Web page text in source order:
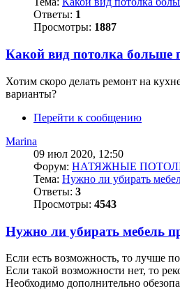
Ответы: 1
Просмотры: 1887
Какой вид потолка больше
Хотим скоро делать ремонт на
варианты?
Перейти к сообщению
Marina
09 июл 2020, 12:50
Форум: НАТЯЖНЫЕ
Тема: Нужно ли убирать
Ответы: 3
Просмотры: 4543
Нужно ли убирать мебель
Если есть возможность, то лучше
Если такой возможности нет, то
Необходимо дополнительно